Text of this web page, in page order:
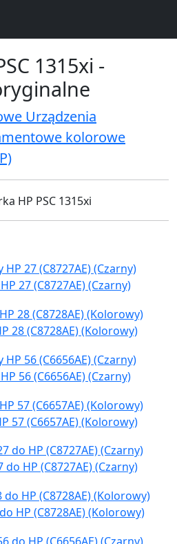
1315xi -
Urządzenia
kolorowe
27 (C8727AE) (Czarny)
28 (C8728AE) (Kolorowy)
56 (C6656AE) (Czarny)
57 (C6657AE) (Kolorowy)
HP (C8727AE) (Czarny)
HP (C8728AE) (Kolorowy)